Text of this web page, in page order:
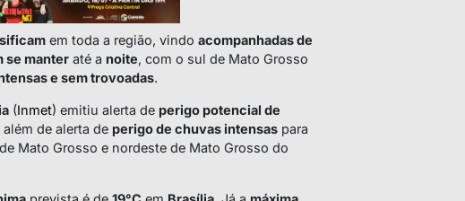
em toda a região, vindo acompanhadas de
se manter até a noite, com o sul de Mato Grosso
e sem trovoadas.
(Inmet) emitiu alerta de perigo potencial de
de alerta de perigo de chuvas intensas para
Mato Grosso e nordeste de Mato Grosso do